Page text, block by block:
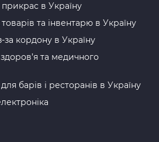
прикрас в Україну
та інвентарю в Україну
за кордону в Україну
та медичного
барів і ресторанів в Україну